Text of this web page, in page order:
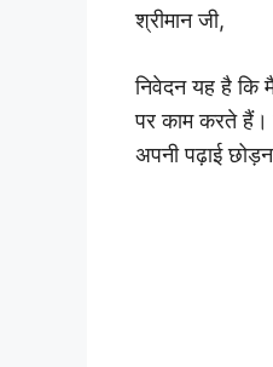
श्रीमान जी,
निवेदन यह है कि
पर काम करते हैं।
अपनी पढ़ाई